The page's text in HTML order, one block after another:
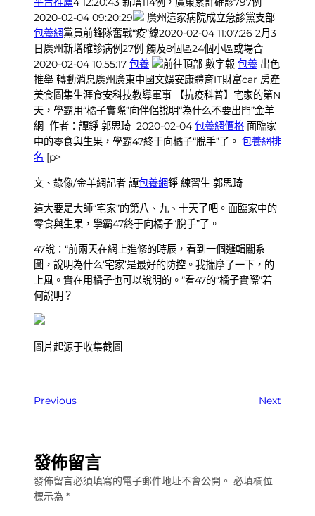
2020-02-04 09:20:29
廣州這家病院成立急診黨支部
包養網黨員前鋒隊奮戰“疫”線2020-02-04 11:07:26 2月3
日廣州新增確診病例27例 觸及8個區24個小區或場合
2020-02-04 10:55:17 包養 前往頂部 數字報 包養 出色
推舉 轉動消息廣州廣東中國文娛安康體育IT財富car 房產
美食圖集生涯食安科技教導軍事 【抗疫科普】宅家的第N
天，學霸用“橘子實際”向伴侶說明“為什么不要出門”金羊
網 作者：譚錚 郭思琦 2020-02-04 包養網價格 面臨家
中的零食與生果，學霸47終于向橘子“脫手”了。 包養網排
名 [p>
文、錄像/金羊網記者 譚包養網錚 練習生 郭思琦
這大要是大師“宅家”的第八、九、十天了吧。面臨家中的
零食與生果，學霸47終于向橘子“脫手”了。
47說：“前兩天在網上進修的時辰，看到一個邏輯關系
圖，說明為什么‘宅家’是最好的防控。我揣摩了一下，的
上風。實在用橘子也可以說明的。”看47的“橘子實際”若
何說明？
圖片起源于收集截圖
Previous Next
發佈留言
發佈留言必須填寫的電子郵件地址不會公開。 必填欄位
標示為 *